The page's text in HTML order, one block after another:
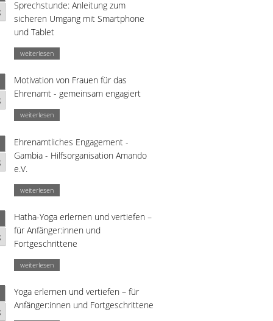
Sprechstunde: Anleitung zum
sicheren Umgang mit Smartphone
und Tablet
weiterlesen
Motivation von Frauen für das
Ehrenamt - gemeinsam engagiert
weiterlesen
Ehrenamtliches Engagement -
Gambia - Hilfsorganisation Amando
e.V.
weiterlesen
Hatha-Yoga erlernen und vertiefen –
für Anfänger:innen und
Fortgeschrittene
weiterlesen
Yoga erlernen und vertiefen – für
Anfänger:innen und Fortgeschrittene